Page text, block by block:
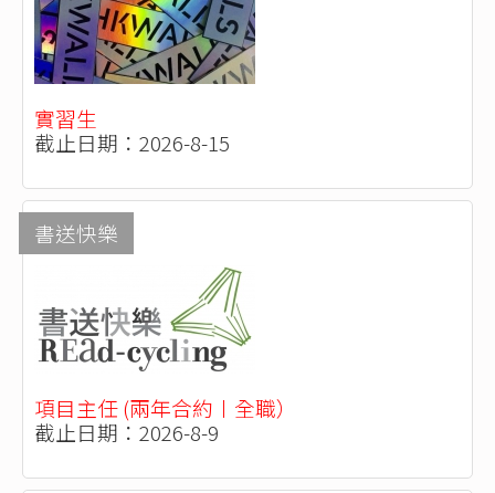
實習生
截止日期：2026-8-15
書送快樂
項目主任 (兩年合約〡全職）
截止日期：2026-8-9